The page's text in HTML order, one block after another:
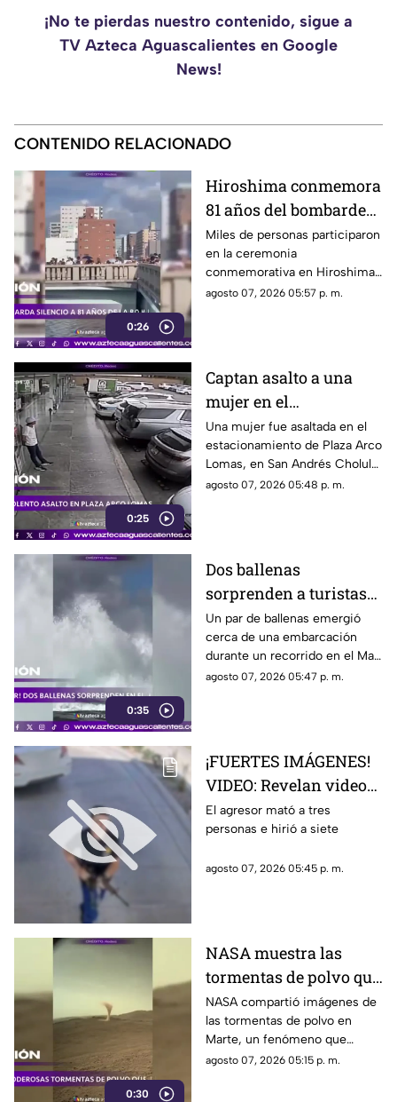
¡No te pierdas nuestro contenido, sigue a
TV Azteca Aguascalientes en Google
News!
CONTENIDO RELACIONADO
0:26
Hiroshima conmemora
81 años del bombardeo
atómico con un minuto
de silencio
Miles de personas participaron
en la ceremonia
conmemorativa en Hiroshima,
donde se recordó a las
agosto 07, 2026 05:57 p. m.
0:25
Captan asalto a una
mujer en el
estacionamiento de
Plaza Arco Lomas
Una mujer fue asaltada en el
estacionamiento de Plaza Arco
Lomas, en San Andrés Cholula.
El ataque quedó registrado por
agosto 07, 2026 05:48 p. m.
0:35
Dos ballenas
sorprenden a turistas
durante avistamiento
en el Mar de Cortés
Un par de ballenas emergió
cerca de una embarcación
durante un recorrido en el Mar
de Cortés. El avistamiento fue
agosto 07, 2026 05:47 p. m.
¡FUERTES IMÁGENES!
VIDEO: Revelan videos
de seguridad del tiroteo
realizado en famosa
hamburguesas en
El agresor mató a tres
personas e hirió a siete
agosto 07, 2026 05:45 p. m.
0:30
NASA muestra las
tormentas de polvo que
cubren Marte
NASA compartió imágenes de
las tormentas de polvo en
Marte, un fenómeno que
puede extenderse por miles de
agosto 07, 2026 05:15 p. m.